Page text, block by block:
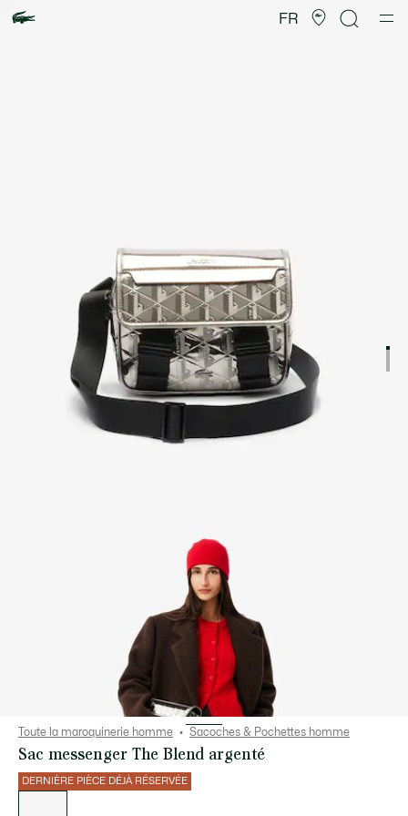
FR
d’images
produit
Toute la maroquinerie homme Sacoches & Pochettes homme
Sac messenger The Blend argenté
DERNIÈRE PIÈCE DÉJÀ RÉSERVÉE